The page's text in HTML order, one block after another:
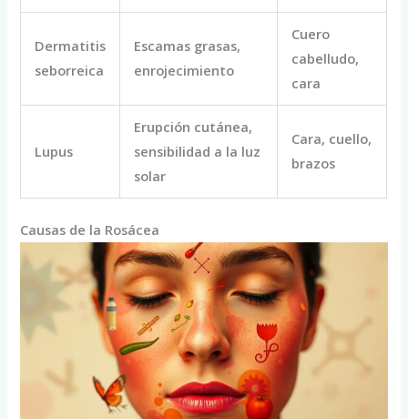
Dermatitis
seborreica
Escamas grasas,
enrojecimiento
Cuero
cabelludo,
cara
Lupus
Erupción cutánea,
sensibilidad a la luz
solar
Cara, cuello,
brazos
Causas de la Rosácea